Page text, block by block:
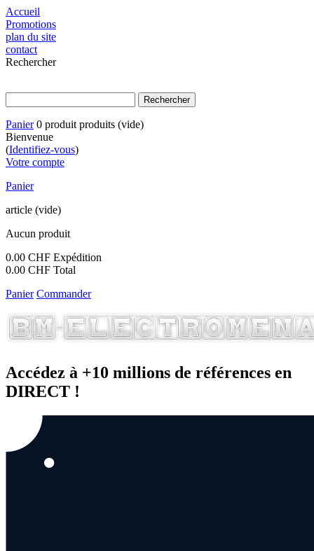
Accueil
Promotions
plan du site
contact
Rechercher
Panier 0 produit produits (vide)
Bienvenue
(Identifiez-vous)
Votre compte
Panier
article (vide)
Aucun produit
0.00 CHF Expédition
0.00 CHF Total
Panier Commander
Accédez à +10 millions de références en
DIRECT !